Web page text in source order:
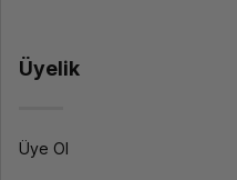
Üyelik
Üye Ol